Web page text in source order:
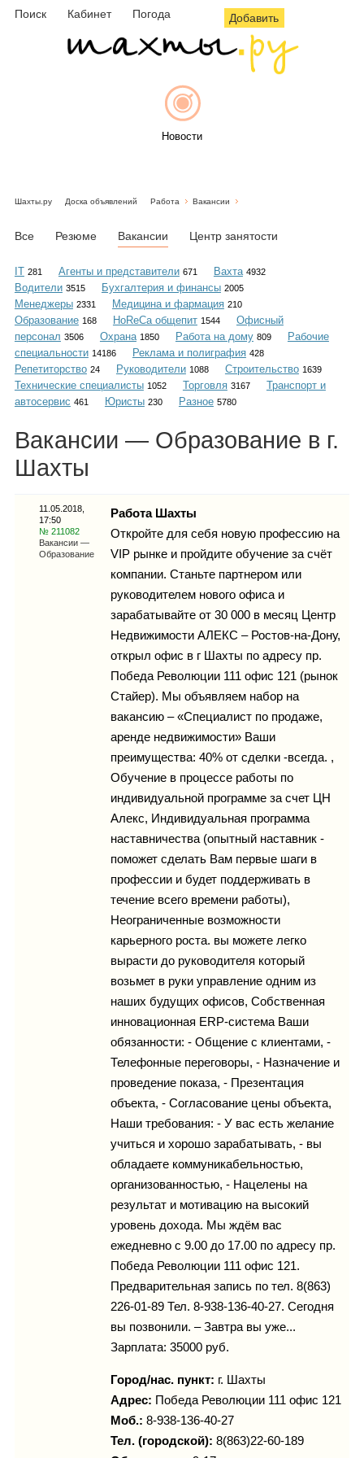
Поиск Кабинет Погода Добавить
Новости
Объявления
Каталог
Инфо
Карты
Фотогалерея
Шахты.ру Доска объявлений Работа Вакансии
Все Резюме Вакансии Центр занятости
IT 281 Агенты и представители 671 Вахта 4932
Водители 3515 Бухгалтерия и финансы 2005
Менеджеры 2331 Медицина и фармация 210
Образование 168 HoReCa общепит 1544
Офисный
персонал 3506 Охрана 1850 Работа на дому 809
Рабочие
специальности 14186 Реклама и полиграфия 428
Репетиторство 24 Руководители 1088 Строительство 1639
Технические специалисты 1052 Торговля 3167
Транспорт и
автосервис 461 Юристы 230 Разное 5780
Вакансии — Образование в г.
Шахты
11.05.2018,
17:50
№ 211082
Вакансии —
Образование
Работа Шахты
Откройте для себя новую профессию на
VIP рынке и пройдите обучение за счёт
компании. Станьте партнером или
руководителем нового офиса и
зарабатывайте от 30 000 в месяц Центр
Недвижимости АЛЕКС – Ростов-на-Дону,
открыл офис в г Шахты по адресу пр.
Победа Революции 111 офис 121 (рынок
Стайер). Мы объявляем набор на
вакансию – «Специалист по продаже,
аренде недвижимости» Ваши
преимущества: 40% от сделки -всегда. ,
Обучение в процессе работы по
индивидуальной программе за счет ЦН
Алекс, Индивидуальная программа
наставничества (опытный наставник -
поможет сделать Вам первые шаги в
профессии и будет поддерживать в
течение всего времени работы),
Неограниченные возможности
карьерного роста. вы можете легко
вырасти до руководителя который
возьмет в руки управление одним из
наших будущих офисов, Собственная
инновационная ERP-система Ваши
обязанности: - Общение с клиентами, -
Телефонные переговоры, - Назначение и
проведение показа, - Презентация
объекта, - Согласование цены объекта,
Наши требования: - У вас есть желание
учиться и хорошо зарабатывать, - вы
обладаете коммуникабельностью,
организованностью, - Нацелены на
результат и мотивацию на высокий
уровень дохода. Мы ждём вас
ежедневно с 9.00 до 17.00 по адресу пр.
Победа Революции 111 офис 121.
Предварительная запись по тел. 8(863)
226-01-89 Тел. 8-938-136-40-27. Сегодня
вы позвонили. – Завтра вы уже...
Зарплата: 35000 руб.
Город/нас. пункт: г. Шахты
Адрес: Победа Революции 111 офис 121
Моб.: 8-938-136-40-27
Тел. (городской): 8(863)22-60-189